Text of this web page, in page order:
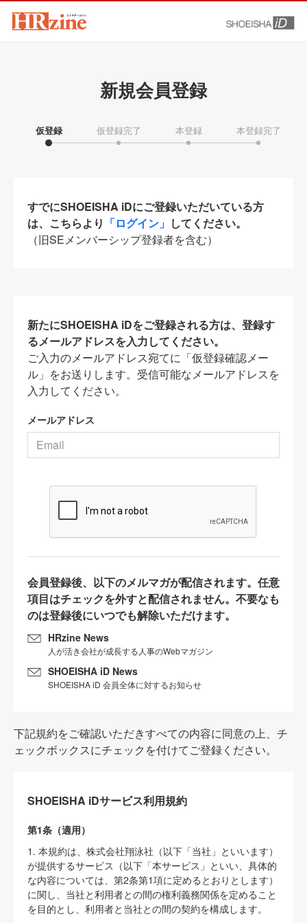
新規会員登録
仮登録 仮登録完了 本登録 本登録完了
すでにSHOEISHA iDにご登録いただいている方
は、こちらより 「ログイン」 してください。
（旧SEメンバーシップ登録者を含む）
新たにSHOEISHA iDをご登録される方は、登録す
るメールアドレスを入力してください。
ご入力のメールアドレス宛てに「仮登録確認メー
ル」をお送りします。受信可能なメールアドレスを
入力してください。
メールアドレス
会員登録後、以下のメルマガが配信されます。任意
項目はチェックを外すと配信されません。不要なも
のは登録後にいつでも解除いただけます。
HRzine News
人が活き会社が成長する人事のWebマガジン
SHOEISHA iD News
SHOEISHA iD 会員全体に対するお知らせ
下記規約をご確認いただきすべての内容に同意の上、チ
ェックボックスにチェックを付けてご登録ください。
SHOEISHA iDサービス利用規約
第1条（適用）
1. 本規約は、株式会社翔泳社（以下「当社」といいます）
が提供するサービス（以下「本サービス」といい、具体的
な内容については、第2条第1項に定めるとおりとします）
に関し、当社と利用者との間の権利義務関係を定めること
を目的とし、利用者と当社との間の契約を構成します。